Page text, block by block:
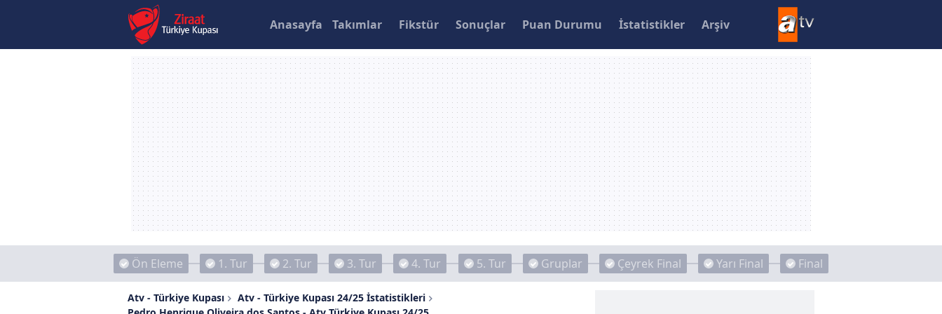
Anasayfa Takımlar Fikstür Sonuçlar Puan Durumu İstatistikler Arşiv
Ön Eleme 1. Tur 2. Tur 3. Tur 4. Tur 5. Tur Gruplar Çeyrek Final Yarı Final Final
Atv - Türkiye Kupası
Atv - Türkiye Kupası 24/25 İstatistikleri